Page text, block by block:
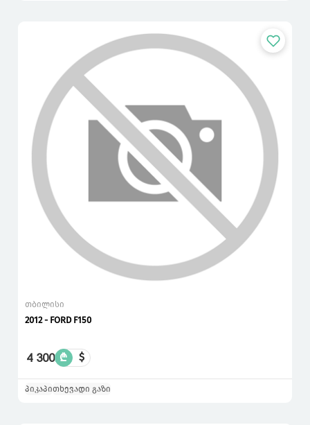
თბილისი
2012 - FORD F150
4 300 ₾ $
პიკაპითხევადი გაზი